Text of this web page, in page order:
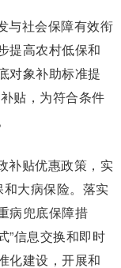
与社会保障有效衔
提高农村低保和
对象补助标准提
贴，为符合条件
补贴优惠政策，实
大病保险。落实
病兜底保障措
”信息交换和即时
化建设，开展和